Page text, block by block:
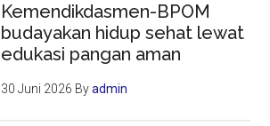
Kemendikdasmen-BPOM
budayakan hidup sehat lewat
edukasi pangan aman
30 Juni 2026 Byadmin